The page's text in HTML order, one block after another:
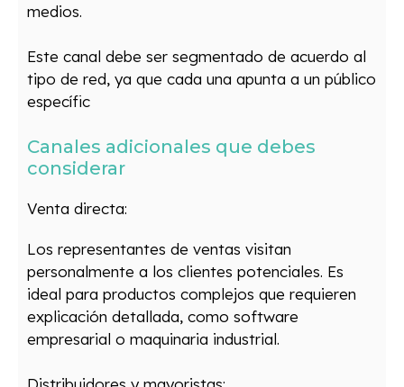
medios.
Este canal debe ser segmentado de acuerdo al
tipo de red, ya que cada una apunta a un público
específic
Canales adicionales que debes
considerar
Venta directa:
Los representantes de ventas visitan
personalmente a los clientes potenciales. Es
ideal para productos complejos que requieren
explicación detallada, como software
empresarial o maquinaria industrial.